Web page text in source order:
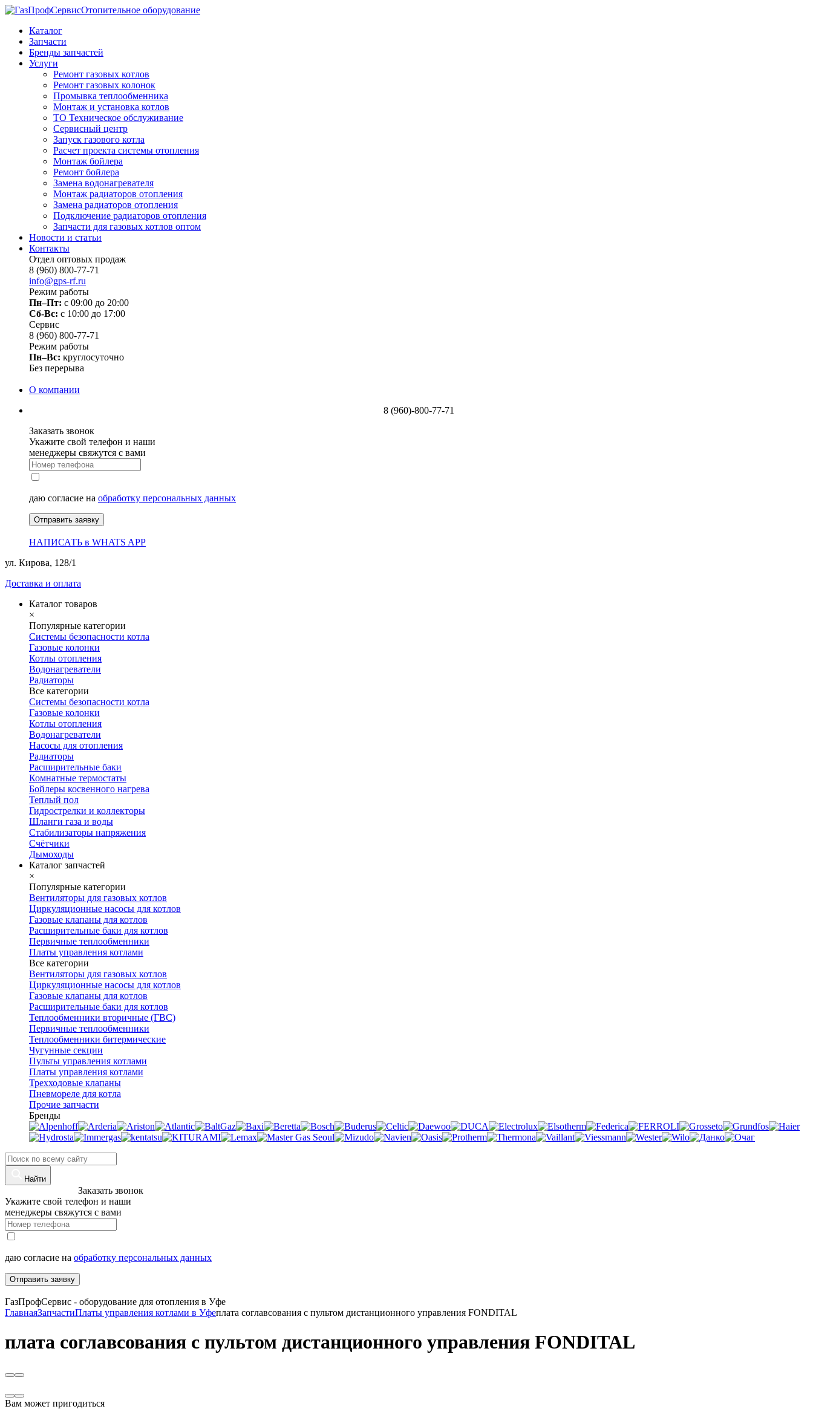
Отопительное оборудование
Каталог
Запчасти
Бренды запчастей
Услуги
Ремонт газовых котлов
Ремонт газовых колонок
Промывка теплообменника
Монтаж и установка котлов
ТО Техническое обслуживание
Сервисный центр
Запуск газового котла
Расчет проекта системы отопления
Монтаж бойлера
Ремонт бойлера
Замена водонагревателя
Монтаж радиаторов отопления
Замена радиаторов отопления
Подключение радиаторов отопления
Запчасти для газовых котлов оптом
Новости и статьи
Контакты
Отдел оптовых продаж
8 (960) 800-77-71
info@gps-rf.ru
Режим работы
Пн–Пт: с 09:00 до 20:00
Сб-Вс: c 10:00 до 17:00
Сервис
8 (960) 800-77-71
Режим работы
Пн–Вс: круглосуточно
Без перерыва
О компании
8 (960)-800-77-71
Заказать звонок
Укажите свой телефон и наши
менеджеры свяжутся с вами
даю согласие на обработку персональных данных
Отправить заявку
НАПИСАТЬ в WHATS APP
ул. Кирова, 128/1
Доставка и оплата
Каталог товаров
×
Популярные категории
Системы безопасности котла
Газовые колонки
Котлы отопления
Водонагреватели
Радиаторы
Все категории
Системы безопасности котла
Газовые колонки
Котлы отопления
Водонагреватели
Насосы для отопления
Радиаторы
Расширительные баки
Комнатные термостаты
Бойлеры косвенного нагрева
Теплый пол
Гидрострелки и коллекторы
Шланги газа и воды
Стабилизаторы напряжения
Счётчики
Дымоходы
Каталог запчастей
×
Популярные категории
Вентиляторы для газовых котлов
Циркуляционные насосы для котлов
Газовые клапаны для котлов
Расширительные баки для котлов
Первичные теплообменники
Платы управления котлами
Все категории
Вентиляторы для газовых котлов
Циркуляционные насосы для котлов
Газовые клапаны для котлов
Расширительные баки для котлов
Теплообменники вторичные (ГВС)
Первичные теплообменники
Теплообменники битермические
Чугунные секции
Пульты управления котлами
Платы управления котлами
Трехходовые клапаны
Пневмореле для котла
Прочие запчасти
Бренды
Найти
Заказать звонок
Укажите свой телефон и наши
менеджеры свяжутся с вами
даю согласие на обработку персональных данных
Отправить заявку
ГазПрофСервис - оборудование для отопления в Уфе
ГлавнаяЗапчастиПлаты управления котлами в Уфеплата соглавсования с пультом дистанционного управления FONDITAL
плата соглавсования с пультом дистанционного управления FONDITAL
Вам может пригодиться